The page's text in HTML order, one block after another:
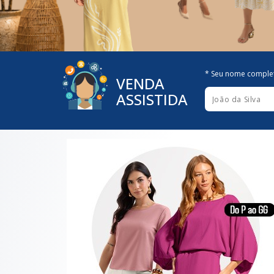
VENDA
ASSISTIDA
* Seu nome